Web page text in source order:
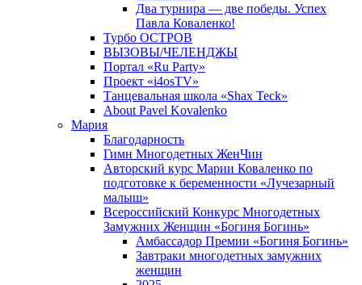
Два турнира — две победы. Успех
Павла Коваленко!
Турбо ОСТРОВ
ВЫЗОВЫ/ЧЕЛЕНДЖЫ
Портал «Ru Party»
Проект «i4osTV»
Танцевальная школа «Shax Teck»
About Pavel Kovalenko
Мария
Благодарность
Гимн Многодетных ЖенЧин
Авторский курс Марии Коваленко по
подготовке к беременности «Лучезарный
малыш»
Всероссийский Конкурс Многодетных
Замужних Женщин «Богиня Богинь»
Амбассадор Премии «Богиня Богинь»
Завтраки многодетных замужних
женщин